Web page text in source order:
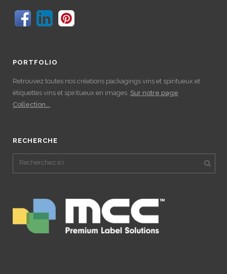
PORTFOLIO
Retrouvez toutes nos créations packagings vins et spiritueux et
étiquettes vins et spiritueux en images. Sur notre page
Collection...
RECHERCHE